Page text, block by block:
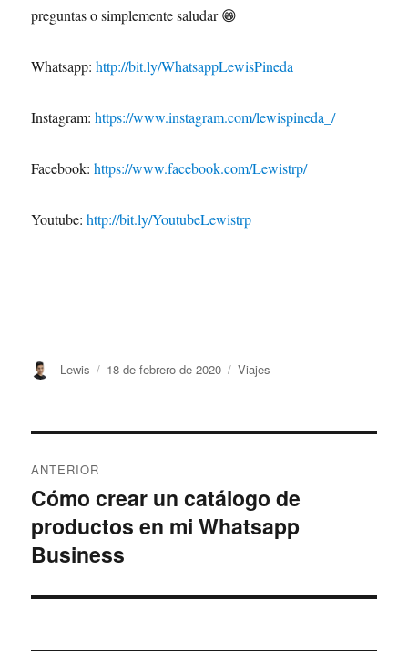
preguntas o simplemente saludar 😁
Whatsapp:http://bit.ly/WhatsappLewisPineda
Instagram: https://www.instagram.com/lewispineda_/
Facebook:https://www.facebook.com/Lewistrp/
Youtube:http://bit.ly/YoutubeLewistrp
Lewis 18 de febrero de 2020 Viajes
ANTERIOR
Cómo crear un catálogo de
productos en mi Whatsapp
Business